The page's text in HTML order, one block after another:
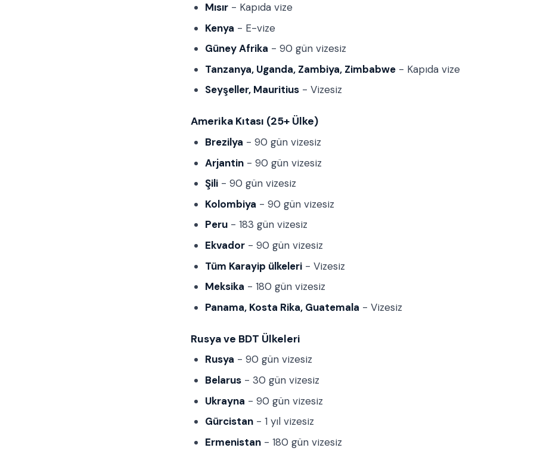
Mısır - Kapıda vize
Kenya - E-vize
Güney Afrika - 90 gün vizesiz
Tanzanya, Uganda, Zambiya, Zimbabwe - Kapıda vize
Seyşeller, Mauritius - Vizesiz
Amerika Kıtası (25+ Ülke)
Brezilya - 90 gün vizesiz
Arjantin - 90 gün vizesiz
Şili - 90 gün vizesiz
Kolombiya - 90 gün vizesiz
Peru - 183 gün vizesiz
Ekvador - 90 gün vizesiz
Tüm Karayip ülkeleri - Vizesiz
Meksika - 180 gün vizesiz
Panama, Kosta Rika, Guatemala - Vizesiz
Rusya ve BDT Ülkeleri
Rusya - 90 gün vizesiz
Belarus - 30 gün vizesiz
Ukrayna - 90 gün vizesiz
Gürcistan - 1 yıl vizesiz
Ermenistan - 180 gün vizesiz